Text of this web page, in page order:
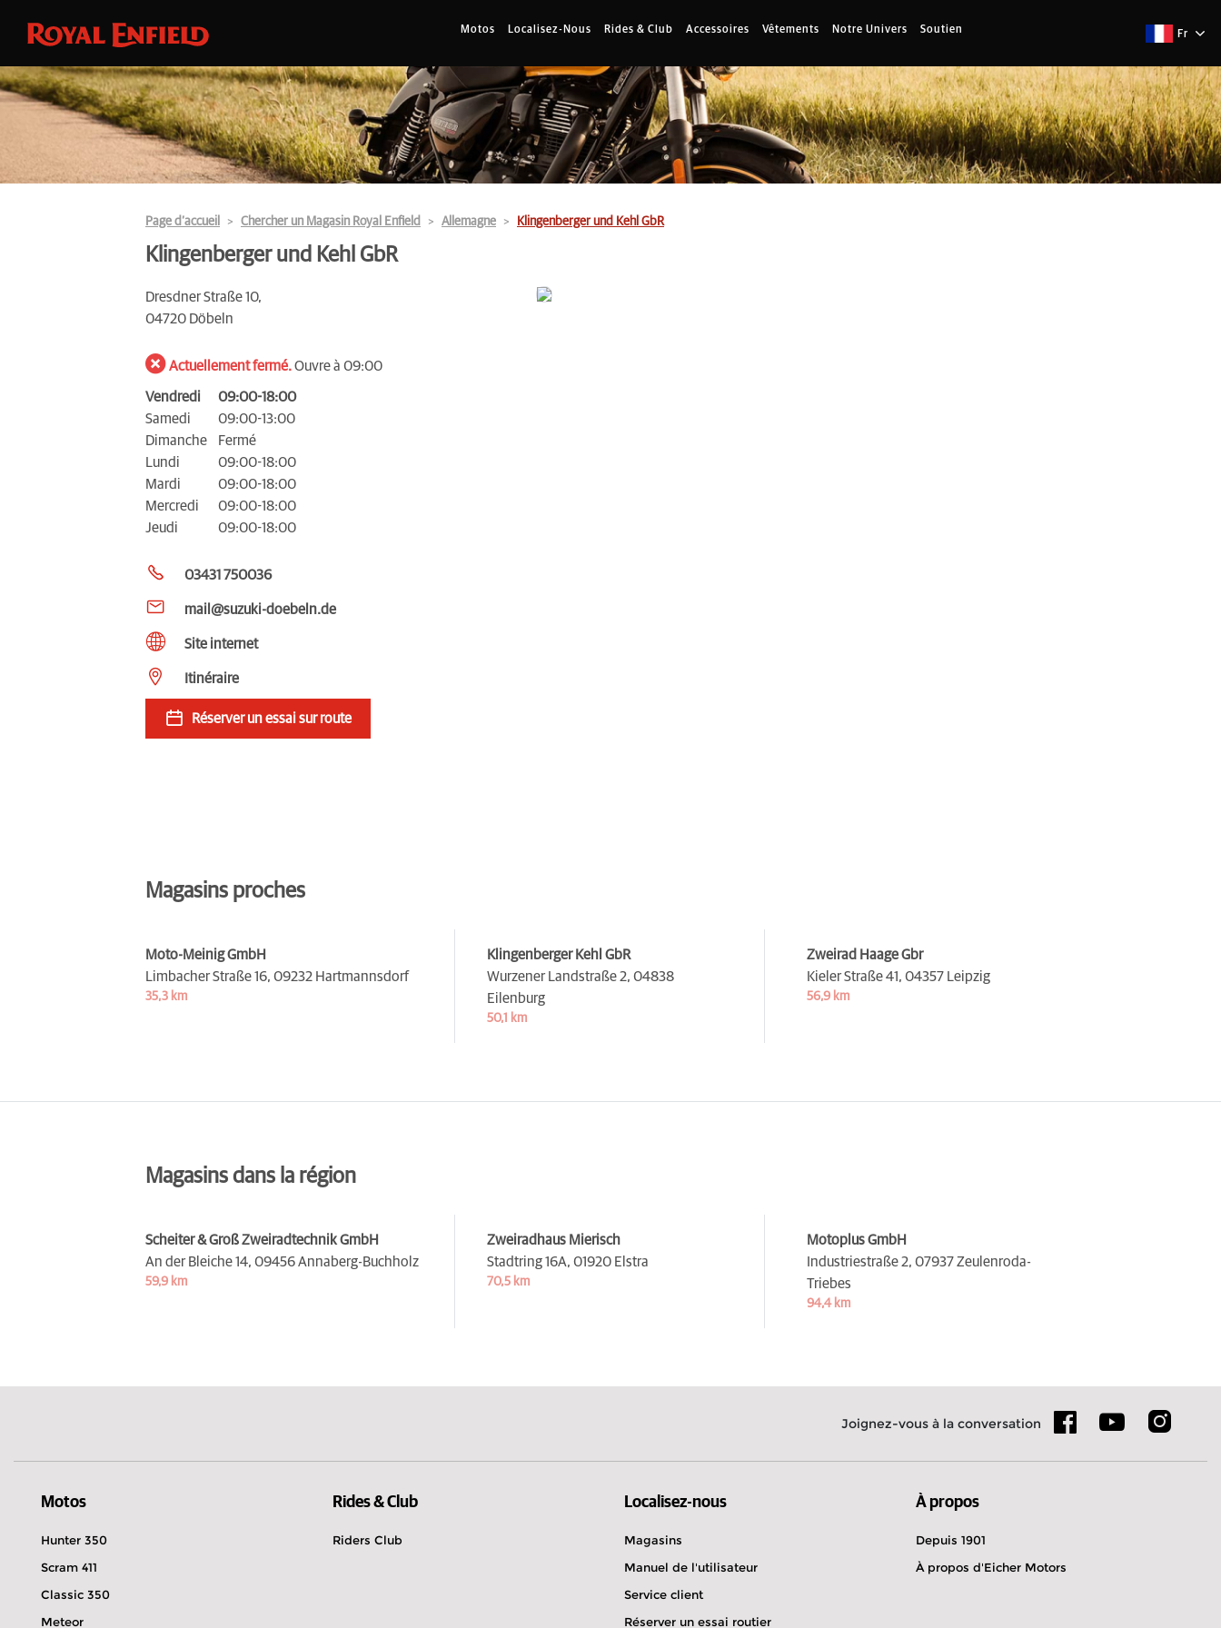
Motos Localisez-Nous Rides & Club Accessoires Vêtements Notre Univers Soutien Fr
Page d’accueil Chercher un Magasin Royal Enfield Allemagne Klingenberger und Kehl GbR
Klingenberger und Kehl GbR
Dresdner Straße 10,
04720 Döbeln
Actuellement fermé.Ouvre à 09:00
Vendredi
09:00-18:00
Samedi
09:00-13:00
Dimanche
Fermé
Lundi
09:00-18:00
Mardi
09:00-18:00
Mercredi
09:00-18:00
Jeudi
09:00-18:00
03431 750036
mail@suzuki-doebeln.de
Site internet
Itinéraire
Réserver un essai sur route
Magasins proches
Moto-Meinig GmbH
Limbacher Straße 16, 09232 Hartmannsdorf
35,3 km
Klingenberger Kehl GbR
Wurzener Landstraße 2, 04838
Eilenburg
50,1 km
Zweirad Haage Gbr
Kieler Straße 41, 04357 Leipzig
56,9 km
Magasins dans la région
Scheiter & Groß Zweiradtechnik GmbH
An der Bleiche 14, 09456 Annaberg-Buchholz
59,9 km
Zweiradhaus Mierisch
Stadtring 16A, 01920 Elstra
70,5 km
Motoplus GmbH
Industriestraße 2, 07937 Zeulenroda-
Triebes
94,4 km
Joignez-vous à la conversation
Motos
Hunter 350
Scram 411
Classic 350
Meteor
Rides & Club
Riders Club
Localisez-nous
Magasins
Manuel de l'utilisateur
Service client
Réserver un essai routier
À propos
Depuis 1901
À propos d'Eicher Motors